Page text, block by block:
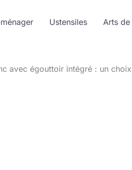
Ustensiles
Arts
avec égouttoir intégré : un